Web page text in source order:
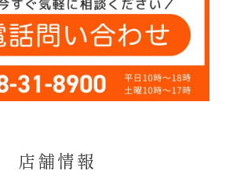
店舗情報